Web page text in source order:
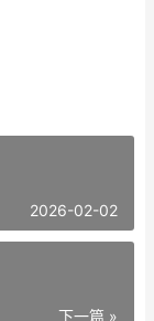
2026-02-02
下一篇 »